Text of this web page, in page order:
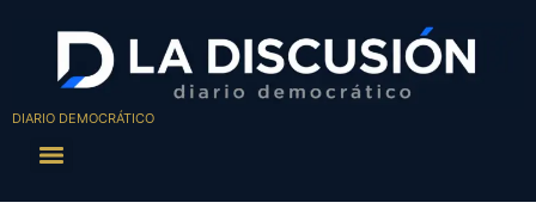
DIARIO DEMOCRÁTICO